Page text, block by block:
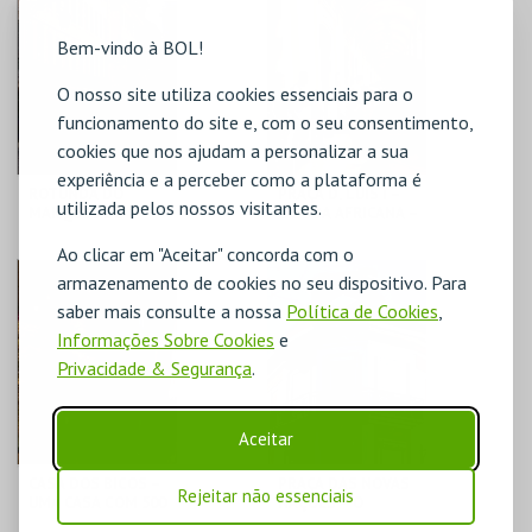
Bem-vindo à BOL!
O nosso site utiliza cookies essenciais para o
funcionamento do site e, com o seu consentimento,
cookies que nos ajudam a personalizar a sua
experiência e a perceber como a plataforma é
utilizada pelos nossos visitantes.
Ao clicar em "Aceitar" concorda com o
armazenamento de cookies no seu dispositivo. Para
saber mais consulte a nossa Política de Cookies
Informações Sobre Cookies e
Privacidade & Segurança.
Aceitar
Rejeitar não essenciais
MAIS INFO
COMPRAR COMPRAR
ROTUNDA DO
MARQUÊS DE
LISBOA AOS PÉS -
PIMENTA
MAIS INFO
PRAÇA D. LUÍS I –
LISBOA AFRICANA –
PIMENTA
ANOS DESCOBRIR+
NAÇÕES – O
BAIRRO DAS